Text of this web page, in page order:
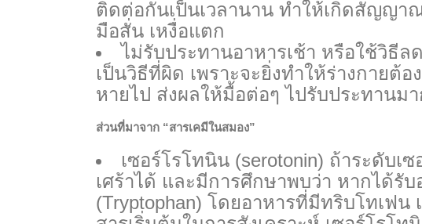
ติดต่อกันเป็นเวลานาน ทำให้เกิดสัญญา
มือสั่น เหงื่อแตก
ไม่รับประทานอาหารเช้า หรือใช้วิธี
เป็นวิธีที่ผิด เพราะจะยิ่งทำให้ร่างกายต้
หายไป ส่งผลให้มื้อต่อๆ ไปรับประทาน
ส่วนที่มาจาก “สารเคมีในสมอง”
เซอร์โรโทนิน (serotonin) ถ้าระดับเ
เศร้าได้ และมีการศึกษาพบว่า หากได้รั
(Tryptophan) โดยอาหารที่มีทริบโทเฟน